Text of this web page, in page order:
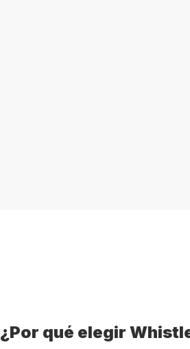
¿Por qué elegir